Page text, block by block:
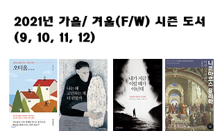
2021년 가을/ 겨울(F/W) 시즌 도서
(9, 10, 11, 12)